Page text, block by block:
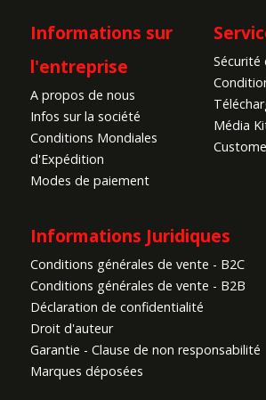
Informations sur
l'entreprise
A propos de nous
Infos sur la société
Conditions Mondiales
d'Expédition
Modes de paiement
Sécurité
Média
Informations Juridiques
Conditions générales de vente - B2C
Conditions générales de vente - B2B
Déclaration de confidentialité
Droit d'auteur
Garantie - Clause de non responsabilité
Marques déposées